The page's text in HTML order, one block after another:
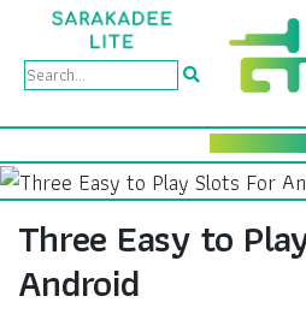
Three Easy to
Android